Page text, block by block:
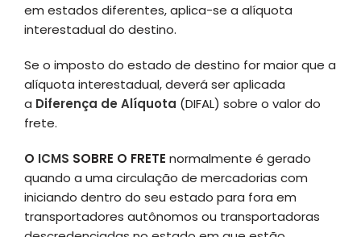
em estados diferentes, aplica-se a alíquota
interestadual do destino.
Se o imposto do estado de destino for maior que a
alíquota interestadual, deverá ser aplicada
a Diferença de Alíquota (DIFAL) sobre o valor do
frete.
O ICMS SOBRE O FRETE normalmente é gerado
quando a uma circulação de mercadorias com
iniciando dentro do seu estado para fora em
transportadores autônomos ou transportadoras